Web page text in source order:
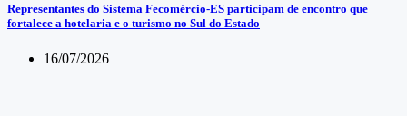
Representantes do Sistema Fecomércio-ES participam de encontro que
fortalece a hotelaria e o turismo no Sul do Estado
16/07/2026